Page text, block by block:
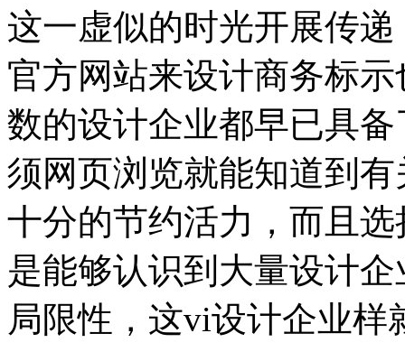
这一虚似的时光开展传
官方网站来设计商务标
数的设计企业都早已具
须网页浏览就能知道到
十分的节约活力，而且
是能够认识到大量设计
局限性，这vi设计企业